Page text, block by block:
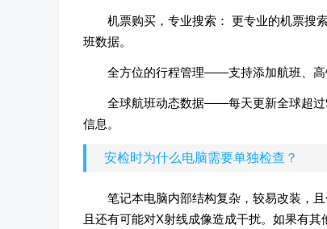
机票购买，专业搜索： 更专业的机票搜
班数据。
全方位的行程管理——支持添加航班、高
全球航班动态数据——每天更新全球超过
信息。
安检时为什么电脑需要单独检查？
笔记本电脑内部结构复杂，较易改装，
且还有可能对X射线成像造成干扰。如果有